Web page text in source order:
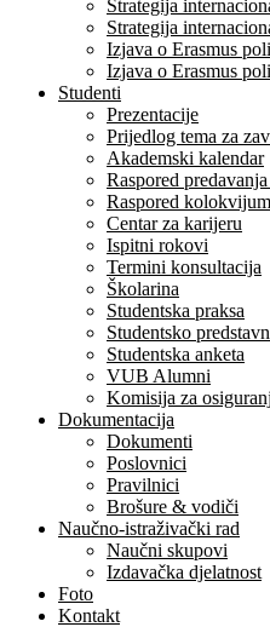
Strategija
Strategija
Izjava o Erasmus
Izjava o Erasmus
Studenti
Prezentacije
Prijedlog tema za
Akademski kalendar
Raspored
Raspored
Centar za karijeru
Ispitni rokovi
Termini konsultacija
Školarina
Studentska praksa
Studentsko
Studentska anketa
VUB Alumni
Komisija za
Dokumentacija
Dokumenti
Poslovnici
Pravilnici
Brošure & vodiči
Naučno-istraživački rad
Naučni skupovi
Izdavačka djelatnost
Foto
Kontakt